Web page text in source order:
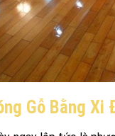
Gỗ Bằng Xi